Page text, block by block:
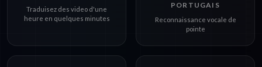
Traduisez des video d'une
heure en quelques minutes
PORTUGAIS
Reconnaissance vocale de
pointe